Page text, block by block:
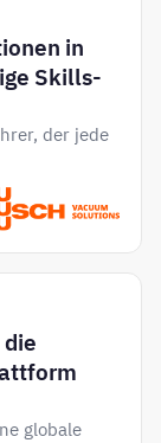
in
Skills-
der jede
die
globale